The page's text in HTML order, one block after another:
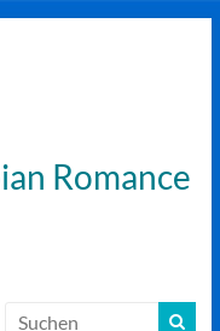
Romance